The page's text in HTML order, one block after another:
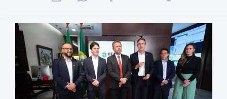
buscas
internas
Acessar
diretamente